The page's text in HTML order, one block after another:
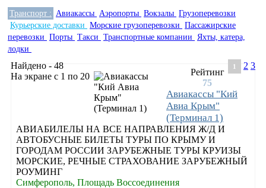
Транспорт : Авиакассы Аэропорты Вокзалы Грузоперевозки
Курьерские доставки Морские грузоперевозки Пассажирские
перевозки Порты Такси Транспортные компании
Яхты, катера,
лодки
Найдено - 48
На экране с 1 по 20
1 2 3
Рейтинг
75
Авиакассы "Кий
Авиа Крым"
(Терминал 1)
АВИАБИЛЕЛЫ НА ВСЕ НАПРАВЛЕНИЯ Ж/Д И
АВТОБУСНЫЕ БИЛЕТЫ ТУРЫ ПО КРЫМУ И
ГОРОДАМ РОССИИ ЗАРУБЕЖНЫЕ ТУРЫ КРУИЗЫ
МОРСКИЕ, РЕЧНЫЕ СТРАХОВАНИЕ ЗАРУБЕЖНЫЙ
РОУМИНГ
Симферополь, Площадь Воссоединения